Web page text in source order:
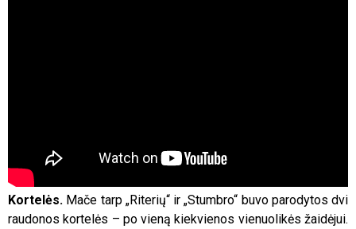
Kortelės. Mače tarp „Riterių“ ir „Stumbro“ buvo parodytos dvi
raudonos kortelės – po vieną kiekvienos vienuolikės žaidėjui.